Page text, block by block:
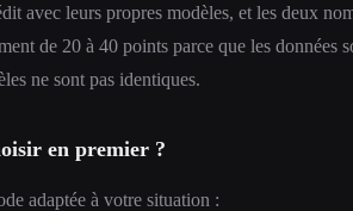
avec leurs propres modèles, et les deux
de 20 à 40 points parce que les données
ne sont pas identiques.
en premier ?
adaptée à votre situation :